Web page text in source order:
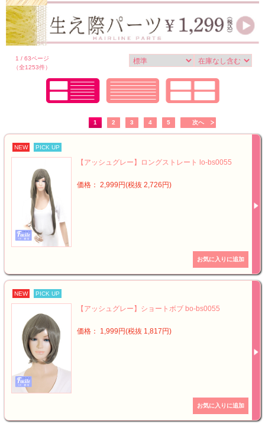
1 / 63ページ
（全1253件）
1 2 3 4 5 次へ
NEW PICK UP
【アッシュグレー】ロングストレート lo-bs0055
価格： 2,999円(税抜 2,726円)
NEW PICK UP
【アッシュグレー】ショートボブ bo-bs0055
価格： 1,999円(税抜 1,817円)